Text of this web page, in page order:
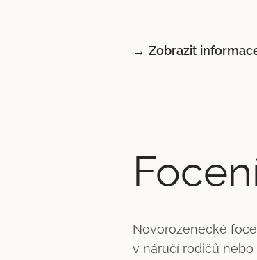
→ Zobrazit
Novorozenecké
v náručí rodičů